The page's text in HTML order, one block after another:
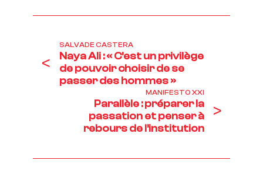
<
SALVADE CASTERA
Naya Ali : « C’est un privilège
de pouvoir choisir de se
passer des hommes »
MANIFESTO XXI
Parallèle : préparer la
passation et penser à
rebours de l’institution
>